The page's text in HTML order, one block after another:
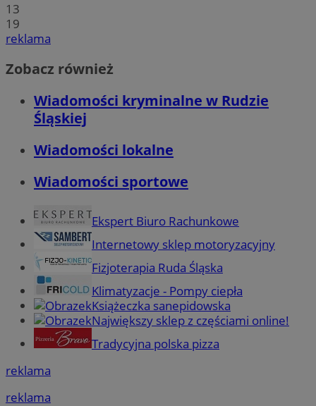
13
19
reklama
Zobacz również
Wiadomości kryminalne w Rudzie
Śląskiej
Wiadomości lokalne
Wiadomości sportowe
Ekspert Biuro Rachunkowe
Internetowy sklep motoryzacyjny
Fizjoterapia Ruda Śląska
Klimatyzacje - Pompy ciepła
Książeczka sanepidowska
Największy sklep z częściami online!
Tradycyjna polska pizza
reklama
reklama